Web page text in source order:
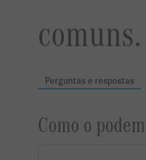
comuns.
Perguntas e respostas
Como o